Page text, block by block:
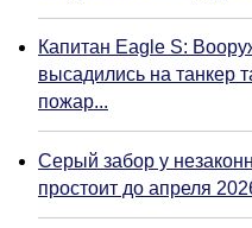
Капитан Eagle S:
высадились на танкер
пожар...
Серый забор у
простоит до апреля